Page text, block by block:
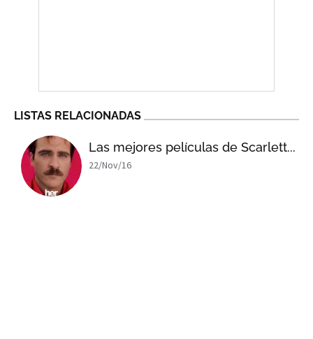
LISTAS RELACIONADAS
Las mejores películas de Scarlett...
22/Nov/16